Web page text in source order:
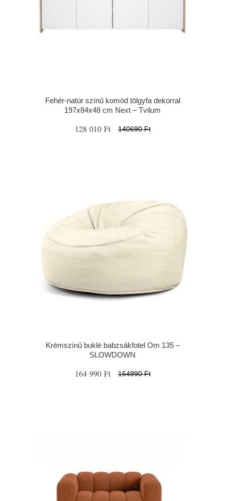
Fehér-natúr színű komód tölgyfa dekorral
197x84x48 cm Next – Tvilum
128 010 Ft 140690 Ft
Krémszínű buklé babzsákfotel Om 135 –
SLOWDOWN
164 990 Ft 164990 Ft